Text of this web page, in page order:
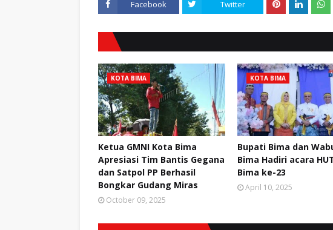
Facebook Twitter
KOTA BIMA
Ketua GMNI Kota Bima
Apresiasi Tim Bantis Gegana
dan Satpol PP Berhasil
Bongkar Gudang Miras
October 09, 2025
KOTA BIMA
Bupati Bima dan
Bima Hadiri acara
Bima ke-23
April 10, 2025